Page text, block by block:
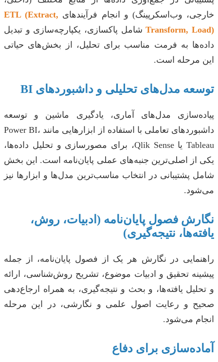
خارجی، وب‌اسکرپینگ) و انجام فرآیندهای ETL (Extract,
Transform, Load)شامل پاکسازی، یکپارچه‌سازی و تبدیل
داده‌ها به فرمت مناسب برای تحلیل، از بخش‌های حیاتی
این مرحله است.
توسعه مدل‌های تحلیلی و داشبوردهای BI
پیاده‌سازی مدل‌های آماری، یادگیری ماشین و توسعه
داشبوردهای تعاملی با استفاده از ابزارهایی مانند Power BI،
Tableau یا Qlik Sense، برای مصورسازی و تحلیل داده‌ها،
یکی از اصلی‌ترین جنبه‌های عملی پایان‌نامه است. این بخش
شامل پشتیبانی در انتخاب مناسب‌ترین مدل‌ها و ابزارها نیز
می‌شود.
نگارش فصول پایان‌نامه (ادبیات، روش،
یافته‌ها، نتیجه‌گیری)
راهنمایی در نگارش هر یک از فصول پایان‌نامه، از جمله
پیشینه تحقیق و ادبیات موضوع، تشریح روش‌شناسی، ارائه
و تحلیل یافته‌ها، و بحث و نتیجه‌گیری، به همراه ارجاع‌دهی
صحیح و رعایت اصول علمی و نگارشی، در این مرحله
انجام می‌شود.
آماده‌سازی برای دفاع